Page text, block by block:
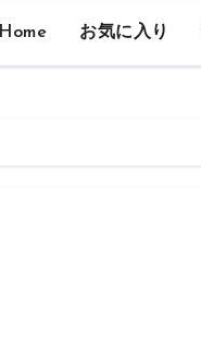
Home お気に入り